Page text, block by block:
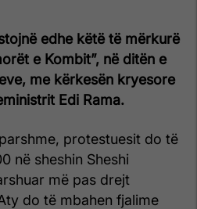
edhe këtë të mërkurë
e Kombit”, në ditën e
me kërkesën kryesore
Edi Rama.
protestuesit do të
në sheshin Sheshi
më pas drejt
do të mbahen fjalime